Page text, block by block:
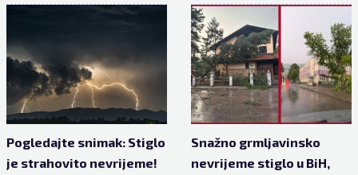
Pogledajte snimak: Stiglo
je strahovito nevrijeme!
Snažno grmljavinsko
nevrijeme stiglo u BiH,